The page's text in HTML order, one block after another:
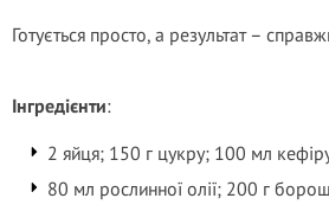
Готується просто, а результат –
Інгредієнти:
2 яйця; 150 г цукру; 100 мл
80 мл рослинної олії; 200 г